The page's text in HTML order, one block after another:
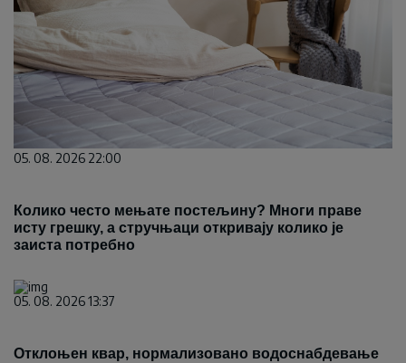
05. 08. 2026 22:00
Колико често мењате постељину? Многи праве
исту грешку, а стручњаци откривају колико је
заиста потребно
05. 08. 2026 13:37
Отклоњен квар, нормализовано водоснабдевање